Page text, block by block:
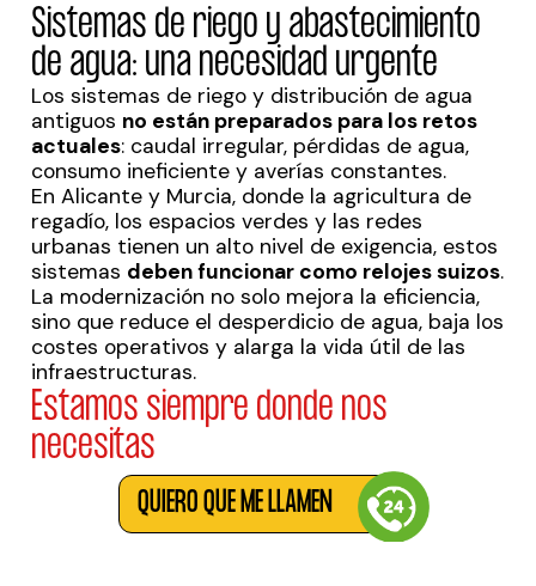
Sistemas de riego y abastecimiento
de agua: una necesidad urgente
Los sistemas de riego y distribución de agua
antiguos no están preparados para los retos
actuales: caudal irregular, pérdidas de agua,
consumo ineficiente y averías constantes.
En Alicante y Murcia, donde la agricultura de
regadío, los espacios verdes y las redes
urbanas tienen un alto nivel de exigencia, estos
sistemas deben funcionar como relojes suizos.
La modernización no solo mejora la eficiencia,
sino que reduce el desperdicio de agua, baja los
costes operativos y alarga la vida útil de las
infraestructuras.
Estamos siempre donde nos
necesitas
QUIERO QUE ME LLAMEN